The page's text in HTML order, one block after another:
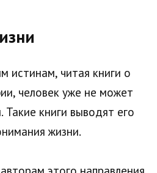
истинам, читая книги о
человек уже не может
Такие книги выводят его
жизни.